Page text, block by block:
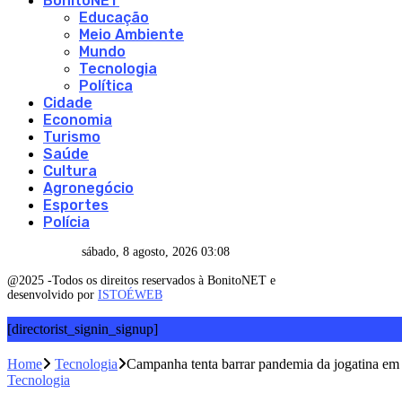
Educação
Meio Ambiente
Mundo
Tecnologia
Política
Cidade
Economia
Turismo
Saúde
Cultura
Agronegócio
Esportes
Polícia
sábado, 8 agosto, 2026 03:08
@2025 -Todos os direitos reservados à BonitoNET e
desenvolvido por ISTOÉWEB
[directorist_signin_signup]
Home Tecnologia
Campanha tenta barrar pandemia da jogatina
Tecnologia